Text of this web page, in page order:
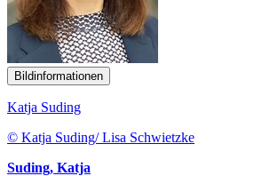
Bildinformationen
Katja Suding
© Katja Suding/ Lisa Schwietzke
Suding, Katja